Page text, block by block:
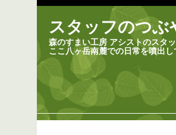
スタッフのつぶ
森のすまい工房 アシストのスタッ
ここ八ヶ岳南麓での日常を噴出し